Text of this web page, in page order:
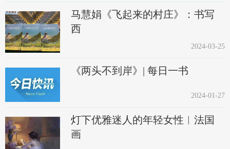
马慧娟《飞起来的村庄》：书写
西
2024-03-25
《两头不到岸》| 每日一书
2024-01-27
灯下优雅迷人的年轻女性︱法国
画